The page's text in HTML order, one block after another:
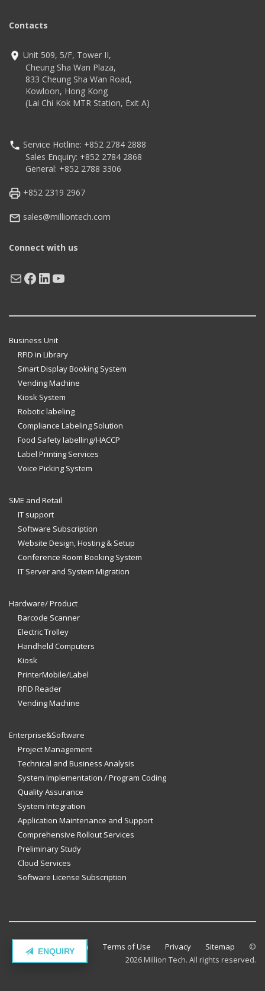
ENQUIRY
Contacts
Unit 509, 5/F, Tower II,
Cheung Sha Wan Plaza,
833 Cheung Sha Wan Road,
Kowloon, Hong Kong
(Lai Chi Kok MTR Station, Exit A)
Service Hotline: +852 2784 2888
Sales Enquiry: +852 2784 2868
General: +852 2788 3306
+852 2319 2967
sales@milliontech.com
Connect with us
MailFacebook
LinkedIn
YouTube
Business Unit
RFID in Library
Smart Display Booking System
Vending Machine
Kiosk System
Robotic labeling
Compliance Labeling Solution
Food Safety labelling/HACCP
Label Printing Services
Voice Picking System
SME and Retail
IT support
Software Subscription
Website Design, Hosting & Setup
Conference Room Booking System
IT Server and System Migration
Hardware/ Product
Barcode Scanner
Electric Trolley
Handheld Computers
Kiosk
PrinterMobile/Label
RFID Reader
Vending Machine
Enterprise&Software
Project Management
Technical and Business Analysis
System Implementation / Program Coding
Quality Assurance
System Integration
Application Maintenance and Support
Comprehensive Rollout Services
Preliminary Study
Cloud Services
Software License Subscription
Contact Million Tech Terms of Use Privacy Sitemap ©
2026 Million Tech. All rights reserved.